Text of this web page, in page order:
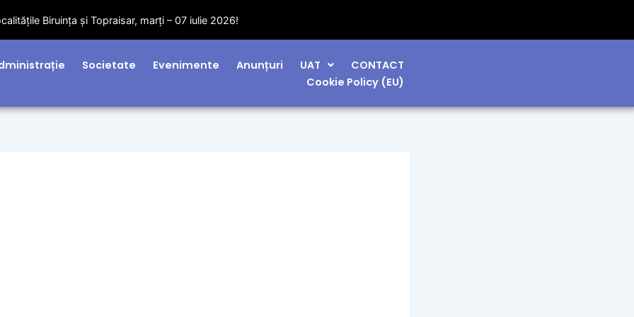
Se oprește apa în zonele Industrială Midia Năvodari, Rafinare Rompetrol și Corbu de Jos!
Societate Evenimente Anunțuri UAT
CONTACT
Cookie Policy (EU)